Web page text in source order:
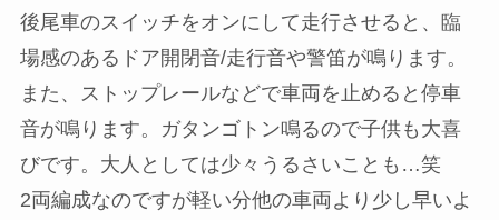
後尾車のスイッチをオンにして走行させると、臨
場感のあるドア開閉音/走行音や警笛が鳴ります。
また、ストップレールなどで車両を止めると停車
音が鳴ります。ガタンゴトン鳴るので子供も大喜
びです。大人としては少々うるさいことも…笑
2両編成なのですが軽い分他の車両より少し早いよ